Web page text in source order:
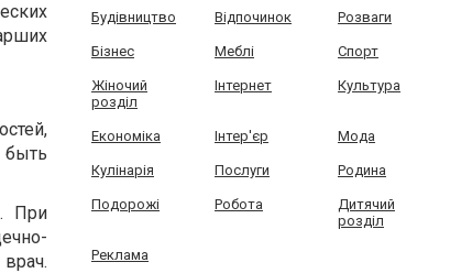
быть
При
Будівництво Відпочинок Розваги
Бізнес Меблі Спорт
Жіночий
розділ
Інтернет Культура
Економіка Інтер'єр Мода
Кулінарія Послуги Родина
Подорожі Робота
Дитячий
розділ
Реклама